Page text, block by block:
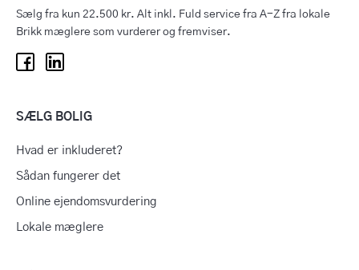
Sælg fra kun 22.500 kr. Alt inkl. Fuld service fra A-Z fra lokale
Brikk mæglere som vurderer og fremviser.
SÆLG BOLIG
Hvad er inkluderet?
Sådan fungerer det
Online ejendomsvurdering
Lokale mæglere